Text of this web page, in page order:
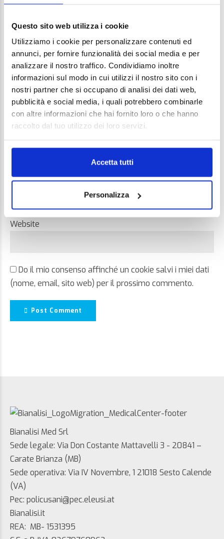
Questo sito web utilizza i cookie
Utilizziamo i cookie per personalizzare contenuti ed
annunci, per fornire funzionalità dei social media e per
analizzare il nostro traffico. Condividiamo inoltre
informazioni sul modo in cui utilizzi il nostro sito con i
nostri partner che si occupano di analisi dei dati web,
pubblicità e social media, i quali potrebbero combinarle
con altre informazioni che hai fornito loro o che hanno
raccolto dal tuo utilizzo dei loro servizi.
Accetta tutti
Personalizza
Comment
Email *
Website
Do il mio consenso affinché un cookie salvi i miei dati
(nome, email, sito web) per il prossimo commento.
Post Comment
Bianalisi Med Srl
Sede legale: Via Don Costante Mattavelli 3 - 20841 –
Carate Brianza (MB)
Sede operativa: Via IV Novembre, 1 21018 Sesto Calende
(VA)
Pec: policusani@pec.eleusi.at
Bianalisi.it
REA: MB- 1531395